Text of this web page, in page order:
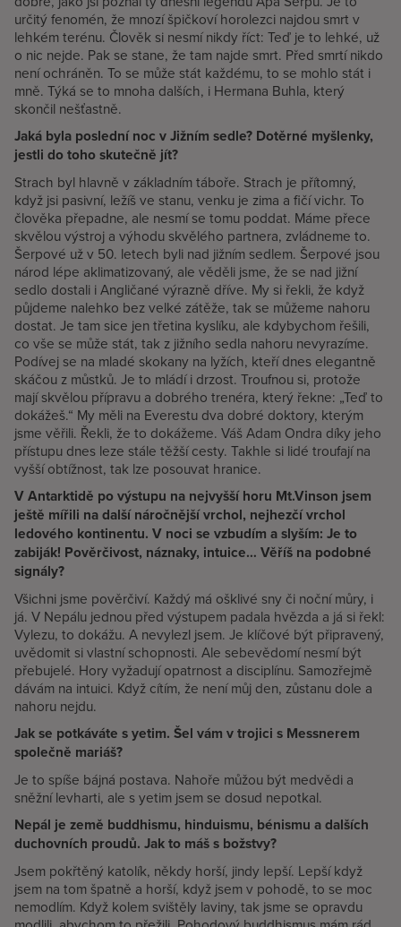
určitý fenomén, že mnozí špičkoví horolezci najdou smrt v
lehkém terénu. Člověk si nesmí nikdy říct: Teď je to lehké, už
o nic nejde. Pak se stane, že tam najde smrt. Před smrtí nikdo
není ochráněn. To se může stát každému, to se mohlo stát i
mně. Týká se to mnoha dalších, i Hermana Buhla, který
skončil nešťastně.
Jaká byla poslední noc v Jižním sedle? Dotěrné myšlenky,
jestli do toho skutečně jít?
Strach byl hlavně v základním táboře. Strach je přítomný,
když jsi pasivní, ležíš ve stanu, venku je zima a fičí vichr. To
člověka přepadne, ale nesmí se tomu poddat. Máme přece
skvělou výstroj a výhodu skvělého partnera, zvládneme to.
Šerpové už v 50. letech byli nad jižním sedlem. Šerpové jsou
národ lépe aklimatizovaný, ale věděli jsme, že se nad jižní
sedlo dostali i Angličané výrazně dříve. My si řekli, že když
půjdeme nalehko bez velké zátěže, tak se můžeme nahoru
dostat. Je tam sice jen třetina kyslíku, ale kdybychom řešili,
co vše se může stát, tak z jižního sedla nahoru nevyrazíme.
Podívej se na mladé skokany na lyžích, kteří dnes elegantně
skáčou z můstků. Je to mládí i drzost. Troufnou si, protože
mají skvělou přípravu a dobrého trenéra, který řekne: „Teď to
dokážeš.“ My měli na Everestu dva dobré doktory, kterým
jsme věřili. Řekli, že to dokážeme. Váš Adam Ondra díky jeho
přístupu dnes leze stále těžší cesty. Takhle si lidé troufají na
vyšší obtížnost, tak lze posouvat hranice.
V Antarktidě po výstupu na nejvyšší horu Mt.Vinson jsem
ještě mířili na další náročnější vrchol, nejhezčí vrchol
ledového kontinentu. V noci se vzbudím a slyším: Je to
zabiják! Pověrčivost, náznaky, intuice… Věříš na podobné
signály?
Všichni jsme pověrčiví. Každý má ošklivé sny či noční můry, i
já. V Nepálu jednou před výstupem padala hvězda a já si řekl:
Vylezu, to dokážu. A nevylezl jsem. Je klíčové být připravený,
uvědomit si vlastní schopnosti. Ale sebevědomí nesmí být
přebujelé. Hory vyžadují opatrnost a disciplínu. Samozřejmě
dávám na intuici. Když cítím, že není můj den, zůstanu dole a
nahoru nejdu.
Jak se potkáváte s yetim. Šel vám v trojici s Messnerem
společně mariáš?
Je to spíše bájná postava. Nahoře můžou být medvědi a
sněžní levharti, ale s yetim jsem se dosud nepotkal.
Nepál je země buddhismu, hinduismu, bénismu a dalších
duchovních proudů. Jak to máš s božstvy?
Jsem pokřtěný katolík, někdy horší, jindy lepší. Lepší když
jsem na tom špatně a horší, když jsem v pohodě, to se moc
nemodlím. Když kolem svištěly laviny, tak jsme se opravdu